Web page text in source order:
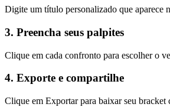
Digite um título personalizado que aparece
3. Preencha seus palpites
Clique em cada confronto para escolher o
4. Exporte e compartilhe
Clique em Exportar para baixar seu